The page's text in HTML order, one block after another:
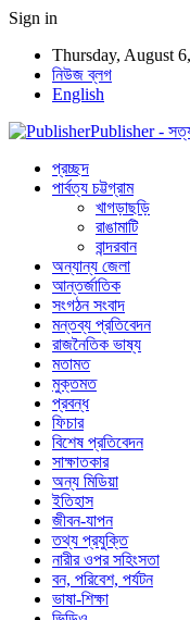
Sign in
Thursday, August
নিউজ ব্লগ
English
Publisher - সত্য
প্রচ্ছদ
পার্বত্য চট্টগ্রাম
খাগড়াছড়ি
রাঙামাটি
বান্দরবান
অন্যান্য জেলা
আন্তর্জাতিক
সংগঠন সংবাদ
মন্তব্য প্রতিবেদন
রাজনৈতিক ভাষ্য
মতামত
মুক্তমত
প্রবন্ধ
ফিচার
বিশেষ প্রতিবেদন
সাক্ষাতকার
অন্য মিডিয়া
ইতিহাস
জীবন-যাপন
তথ্য প্রযুক্তি
নারীর ওপর সহিংসতা
বন, পরিবেশ, পর্যটন
ভাষা-শিক্ষা